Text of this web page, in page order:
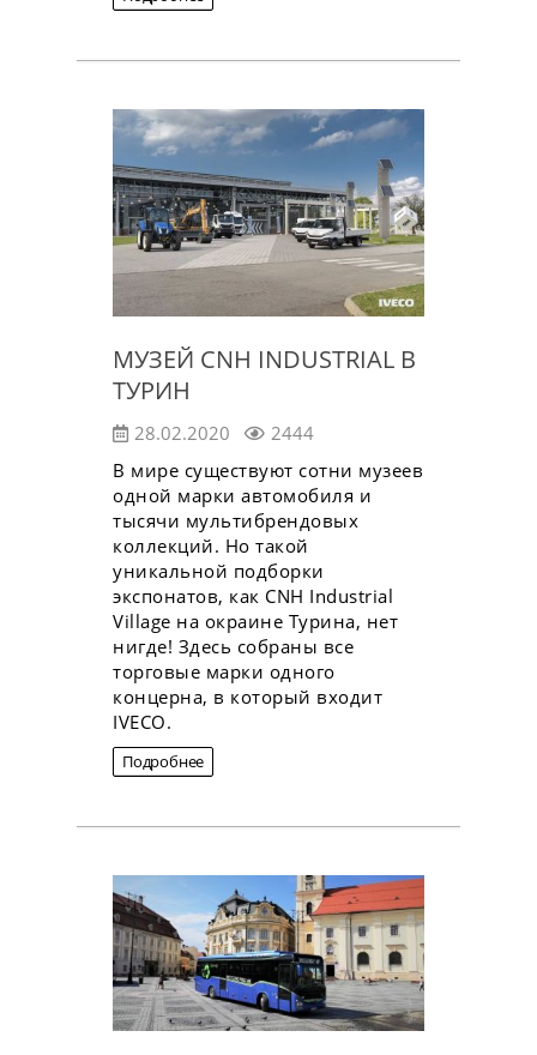
МУЗЕЙ CNH INDUSTRIAL В
ТУРИН
28.02.2020
2444
В мире существуют сотни музеев
одной марки автомобиля и
тысячи мультибрендовых
коллекций. Но такой
уникальной подборки
экспонатов, как CNH Industrial
Village на окраине Турина, нет
нигде! Здесь собраны все
торговые марки одного
концерна, в который входит
IVECO.
Подробнее